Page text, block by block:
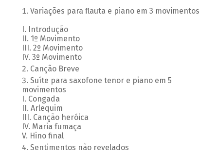
Variações para flauta e piano em 3 movimentos
I. Introdução
II. 1º Movimento
III. 2º Movimento
IV. 3º Movimento
Canção Breve
Suíte para saxofone tenor e piano em 5
movimentos
I. Congada
II. Arlequim
III. Canção heróica
IV. Maria fumaça
V. Hino final
Sentimentos não revelados